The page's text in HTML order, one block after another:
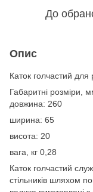
До
Опис
Каток голчастий для
Габаритні розміри,
довжина: 260
ширина: 65
висота: 20
вага, кг 0,28
Каток голчастий
стільників шляхом